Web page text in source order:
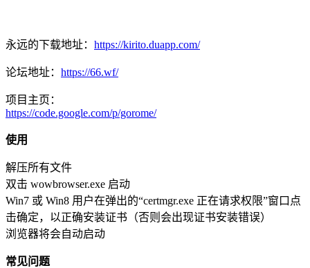
永远的下载地址： https://kirito.duapp.com/
论坛地址： https://66.wf/
项目主页：
https://code.google.com/p/gorome/
使用
解压所有文件
双击 wowbrowser.exe 启动
Win7 或 Win8 用户在弹出的“certmgr.exe 正在请求权限”窗口点
击确定，以正确安装证书（否则会出现证书安装错误）
浏览器将会自动启动
常见问题